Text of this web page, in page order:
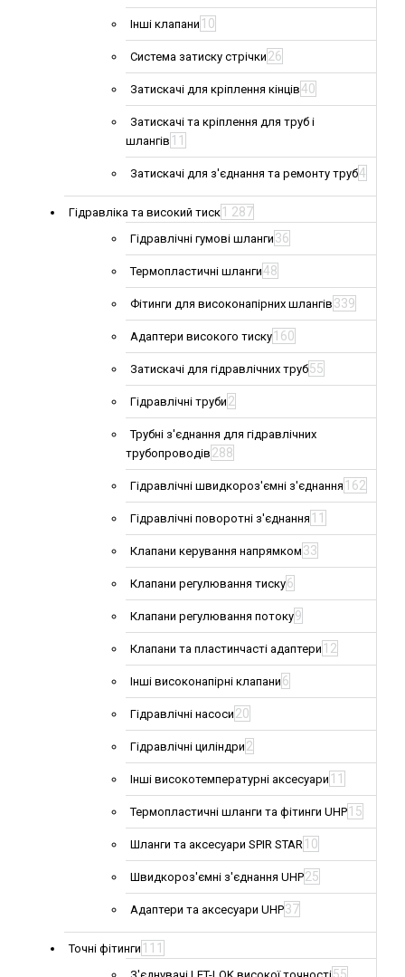
Інші клапани 10
Система затиску стрічки 26
Затискачі для кріплення кінців40
Затискачі та кріплення для труб і
шлангів 11
Затискачі для з'єднання та ремонту труб4
Гідравліка та високий тиск 1 287
Гідравлічні гумові шланги 36
Термопластичні шланги48
Фітинги для високонапірних шлангів 339
Адаптери високого тиску 160
Затискачі для гідравлічних труб55
Гідравлічні труби 2
Трубні з'єднання для гідравлічних
трубопроводів 288
Гідравлічні швидкороз'ємні з'єднання 162
Гідравлічні поворотні з'єднання 11
Клапани керування напрямком 33
Клапани регулювання тиску6
Клапани регулювання потоку9
Клапани та пластинчасті адаптери 12
Інші високонапірні клапани 6
Гідравлічні насоси 20
Гідравлічні циліндри 2
Інші високотемпературні аксесуари 11
Термопластичні шланги та фітинги UHP 15
Шланги та аксесуари SPIR STAR 10
Швидкороз'ємні з'єднання UHP25
Адаптери та аксесуари UHP37
Точні фітинги 111